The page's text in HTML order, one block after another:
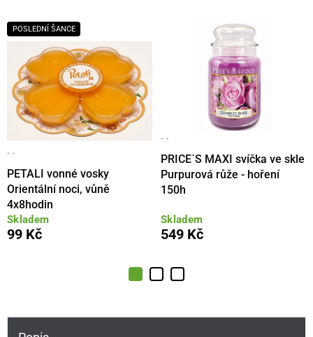
POSLEDNÍ ŠANCE
· ·
PETALI vonné vosky
Orientální noci, vůně
4x8hodin
Skladem
99 Kč
· ·
PRICE´S MAXI svíčka ve skle
Purpurová růže - hoření
150h
Skladem
549 Kč